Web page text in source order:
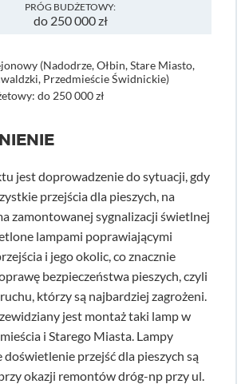
PRÓG BUDŻETOWY:
do 250 000 zł
(Nadodrze, Ołbin, Stare Miasto,
Przedmieście Świdnickie)
do 250 000 zł
jest doprowadzenie do sytuacji, gdy
przejścia dla pieszych, na
zamontowanej sygnalizacji świetlnej
lampami poprawiającymi
i jego okolic, co znacznie
bezpieczeństwa pieszych, czyli
którzy są najbardziej zagrożeni.
jest montaż taki lamp w
i Starego Miasta. Lampy
doświetlenie przejść dla pieszych są
okazji remontów dróg-np przy ul.